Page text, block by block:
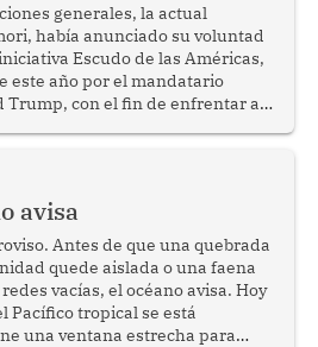
generales, la actual
había anunciado su voluntad
Escudo de las Américas,
este año por el mandatario
Trump, con el fin de enfrentar al
avisa
Antes de que una quebrada
quede aislada o una faena
vacías, el océano avisa. Hoy
Pacífico tropical se está
una ventana estrecha para